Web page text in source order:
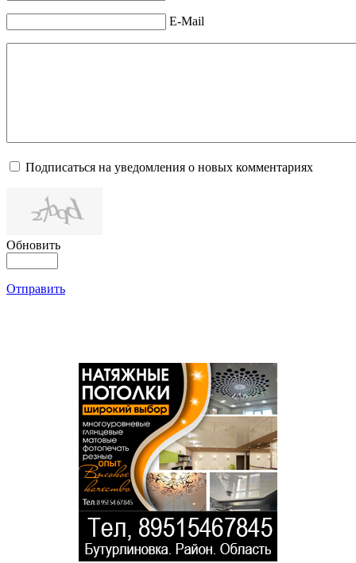
E-Mail
Подписаться на уведомления о новых комментариях
Обновить
Отправить